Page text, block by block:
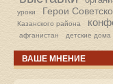
уроки
Герои
Казанского района
афганистан
детские дома
ВАШЕ МНЕНИЕ